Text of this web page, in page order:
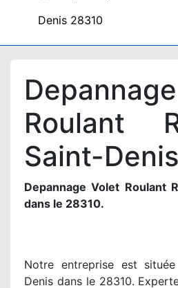
Denis 28310
Roulant
Saint-
Depannage Volet Roulant
dans le 28310.
Notre entreprise est
Denis dans le 28310.